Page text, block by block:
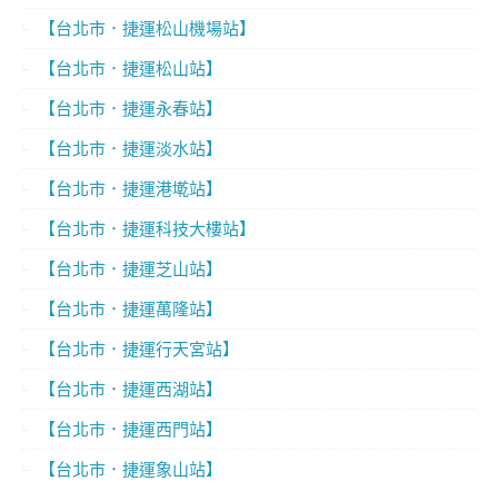
【台北市．捷運松山機場站】
【台北市．捷運松山站】
【台北市．捷運永春站】
【台北市．捷運淡水站】
【台北市．捷運港墘站】
【台北市．捷運科技大樓站】
【台北市．捷運芝山站】
【台北市．捷運萬隆站】
【台北市．捷運行天宮站】
【台北市．捷運西湖站】
【台北市．捷運西門站】
【台北市．捷運象山站】